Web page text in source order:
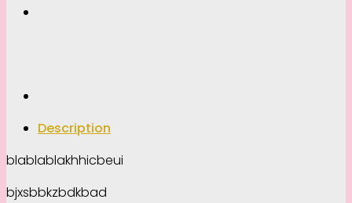
Description
blablablakhhicbeui
bjxsbbkzbdkbad